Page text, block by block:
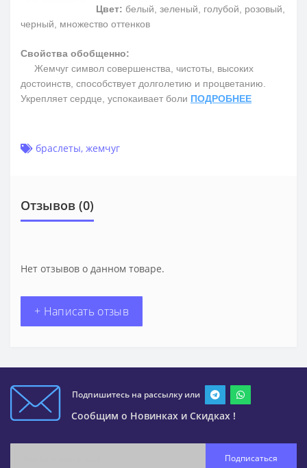
Цвет: белый, зеленый, голубой, розовый,
черный, множество оттенков
Свойства обобщенно:
Жемчуг символ совершенства, чистоты, высоких
достоинств, способствует долголетию и процветанию.
Укрепляет сердце, успокаивает боли ПОДРОБНЕЕ
браслеты, жемчуг
Отзывов (0)
Нет отзывов о данном товаре.
+ Написать отзыв
Подпишитесь на рассылку или
Сообщим о Новинках и Скидках !
Подписаться